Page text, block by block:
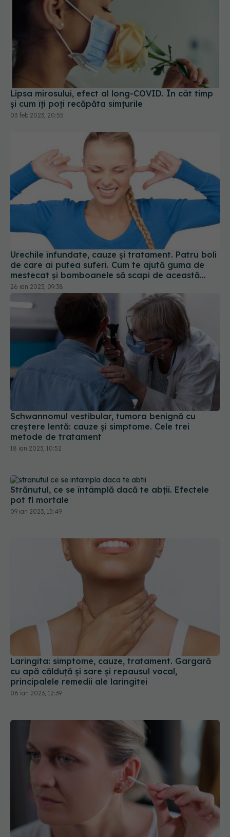
Lipsa mirosului, efect al long-COVID. În cât timp
și cum îți poți recăpăta simțurile
03 feb 2023, 20:55
Urechile înfundate, cauze și tratament. Patru boli
de care ai putea suferi. Cum te ajută guma de
mestecat și bomboanele să scapi de această
senzație deranjantă
26 ian 2023, 09:38
Schwannomul vestibular, tumora benignă cu
creștere lentă: cauze și simptome. Cele trei
metode de tratament
18 ian 2023, 10:52
Strănutul, ce se întâmplă dacă te abții. Efectele
pot fi mortale
09 ian 2023, 15:49
Laringita: simptome, cauze, tratament. Gargară
cu apă călduță și sare și repausul vocal,
principalele remedii ale laringitei
06 ian 2023, 12:39